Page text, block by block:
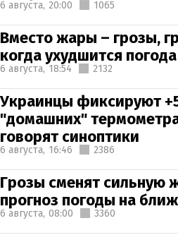
6 августа, 20:00 1065
Вместо жары – грозы,
когда ухудшится погода
6 августа, 18:54 2132
Украинцы фиксируют
"домашних"
говорят синоптики
6 августа, 16:46 2386
Грозы сменят сильную
прогноз погоды на
6 августа, 08:00 3360